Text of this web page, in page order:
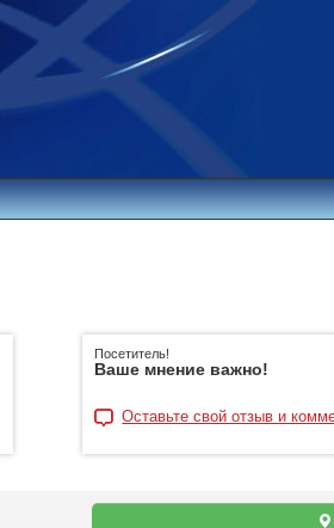
Посетитель!
Ваше мнение важно!
Оставьте свой отзыв и